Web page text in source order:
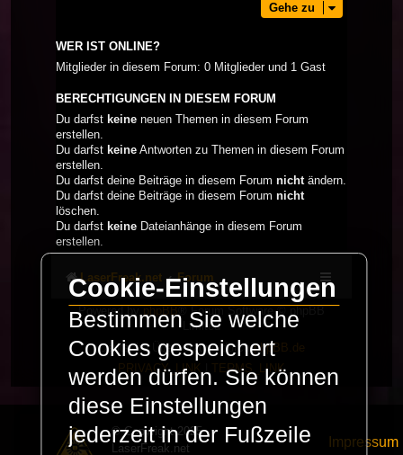
Gehe zu
WER IST ONLINE?
Mitglieder in diesem Forum: 0 Mitglieder und 1 Gast
BERECHTIGUNGEN IN DIESEM FORUM
Du darfst keine neuen Themen in diesem Forum
erstellen.
Du darfst keine Antworten zu Themen in diesem Forum
erstellen.
Du darfst deine Beiträge in diesem Forum nichtändern.
Du darfst deine Beiträge in diesem Forum nicht
löschen.
Du darfst keine Dateianhänge in diesem Forum
erstellen.
LaserFreak.net Forum
Powered by phpBB
® Forum Software © phpBB
Limited
Deutsche Übersetzung durchphpBB.de
PRIVACY_LINK
TERMS_LINK
© Copyright 2025 -
LaserFreak.net
Impressum
Cookie-Einstellungen
Bestimmen Sie welche
Cookies gespeichert
werden dürfen. Sie können
diese Einstellungen
jederzeit in der Fußzeile